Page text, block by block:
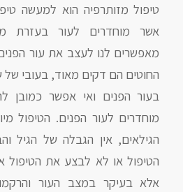
טיפול מזותרפיה הוא למעשה
אשר מוחדרים לעור בעזרת
מאפשרים לנו לעצב את עור הפנים
החוטים הם דקים מאוד, בעובי של
בעור הפנים ואי אפשר כמובן
מוחדרים לעור הפנים. הטיפול
הגילאים, אין הגבלה של הגיל
הטיפול או לא לבצע את הטיפול
אלא בעיקר במצב העור